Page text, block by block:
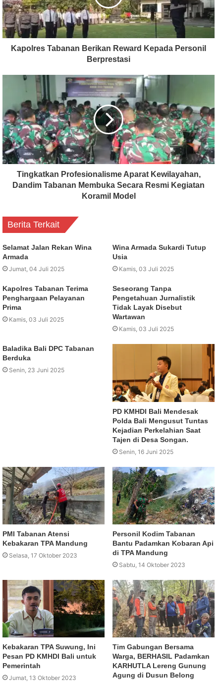
Kapolres Tabanan Berikan Reward Kepada Personil
Berprestasi
Tingkatkan Profesionalisme Aparat Kewilayahan,
Dandim Tabanan Membuka Secara Resmi Kegiatan
Koramil Model
Berita Terkait
Selamat Jalan Rekan Wina
Armada
Jumat, 04 Juli 2025
Wina Armada Sukardi Tutup
Usia
Kamis, 03 Juli 2025
Kapolres Tabanan Terima
Penghargaan Pelayanan
Prima
Kamis, 03 Juli 2025
Seseorang Tanpa
Pengetahuan Jurnalistik
Tidak Layak Disebut
Wartawan
Kamis, 03 Juli 2025
Baladika Bali DPC Tabanan
Berduka
Senin, 23 Juni 2025
PD KMHDI Bali Mendesak
Polda Bali Mengusut Tuntas
Kejadian Perkelahian Saat
Tajen di Desa Songan.
Senin, 16 Juni 2025
PMI Tabanan Atensi
Kebakaran TPA Mandung
Selasa, 17 Oktober 2023
Personil Kodim Tabanan
Bantu Padamkan Kobaran Api
di TPA Mandung
Sabtu, 14 Oktober 2023
Kebakaran TPA Suwung, Ini
Pesan PD KMHDI Bali untuk
Pemerintah
Jumat, 13 Oktober 2023
Tim Gabungan Bersama
Warga, BERHASIL Padamkan
KARHUTLA Lereng Gunung
Agung di Dusun Belong